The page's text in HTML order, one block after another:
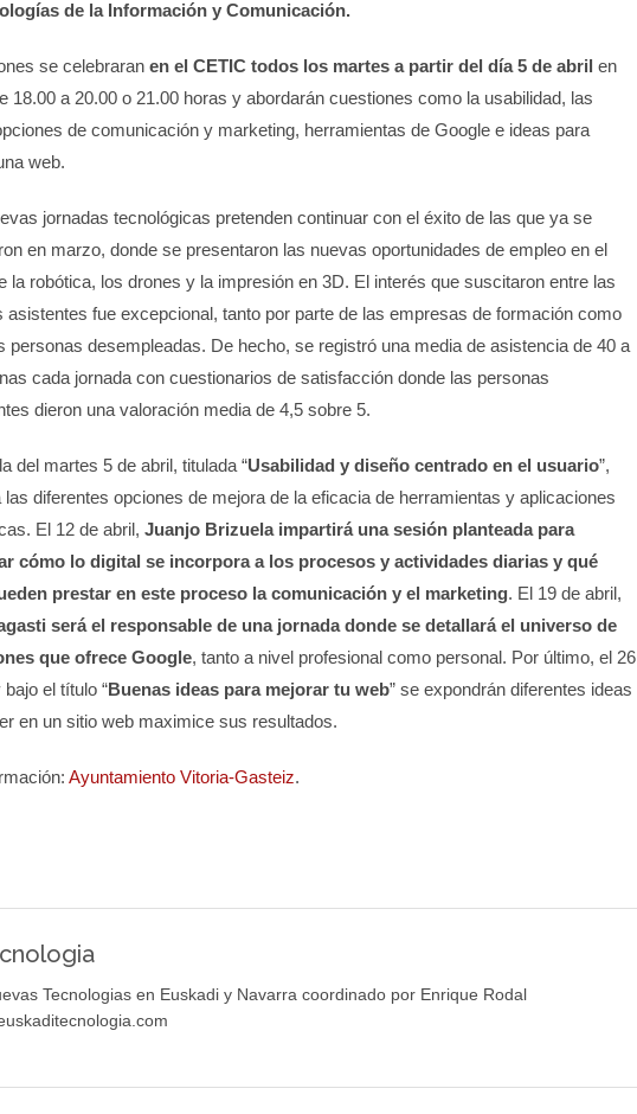
de la Información y Comunicación.
se celebraran en el CETIC todos los martes a partir del día 5 de abril en
18.00 a 20.00 o 21.00 horas y abordarán cuestiones como la usabilidad, las
de comunicación y marketing, herramientas de Google e ideas para
web.
jornadas tecnológicas pretenden continuar con el éxito de las que ya se
en marzo, donde se presentaron las nuevas oportunidades de empleo en el
la robótica, los drones y la impresión en 3D. El interés que suscitaron entre las
asistentes fue excepcional, tanto por parte de las empresas de formación como
personas desempleadas. De hecho, se registró una media de asistencia de 40 a
cada jornada con cuestionarios de satisfacción donde las personas
dieron una valoración media de 4,5 sobre 5.
del martes 5 de abril, titulada “Usabilidad y diseño centrado en el usuario”,
las diferentes opciones de mejora de la eficacia de herramientas y aplicaciones
El 12 de abril, Juanjo Brizuela impartirá una sesión planteada para
cómo lo digital se incorpora a los procesos y actividades diarias y qué
prestar en este proceso la comunicación y el marketing. El 19 de abril,
será el responsable de una jornada donde se detallará el universo de
que ofrece Google, tanto a nivel profesional como personal. Por último, el 26
el título “Buenas ideas para mejorar tu web” se expondrán diferentes ideas
en un sitio web maximice sus resultados.
Ayuntamiento Vitoria-Gasteiz.
Tecnologias en Euskadi y Navarra coordinado por Enrique Rodal